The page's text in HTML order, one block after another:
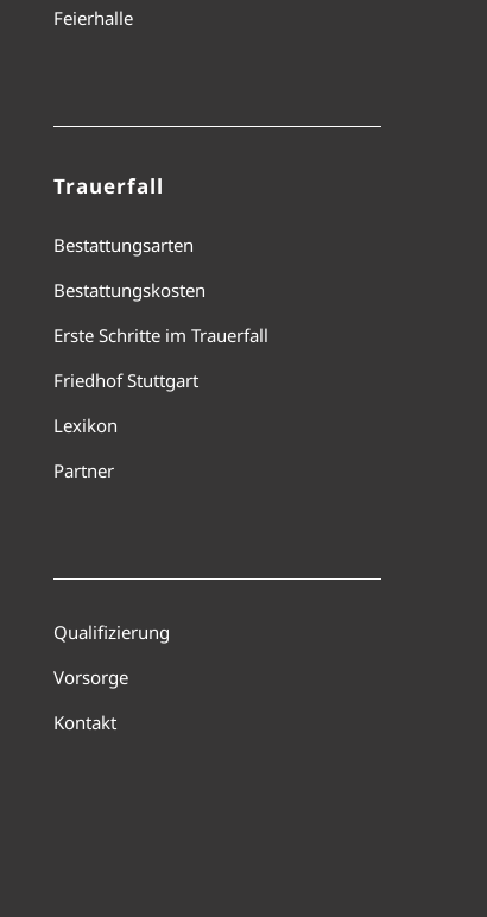
Feierhalle
Trauerfall
Bestattungsarten
Bestattungskosten
Erste Schritte im Trauerfall
Friedhof Stuttgart
Lexikon
Partner
Qualifizierung
Vorsorge
Kontakt